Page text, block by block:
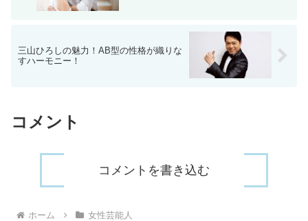
三山ひろしの魅力！AB型の性格が織りな
すハーモニー！
コメント
コメントを書き込む
ホーム 女性芸能人